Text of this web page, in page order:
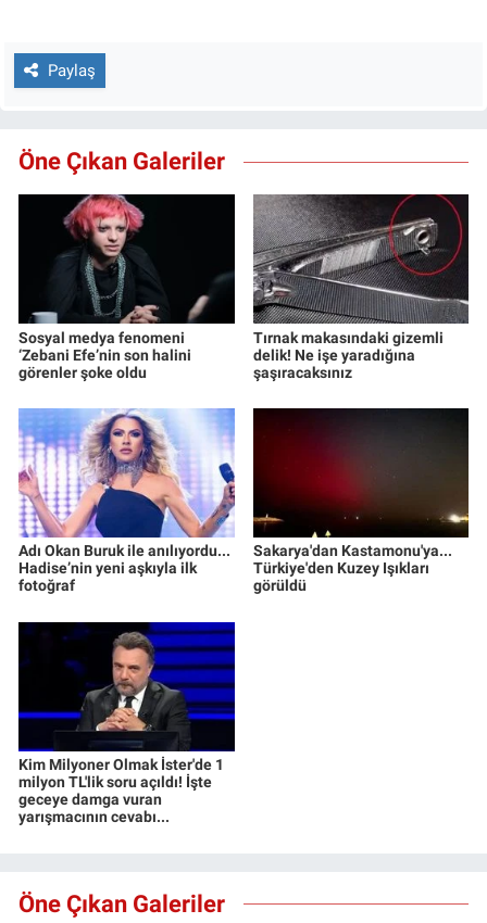
Paylaş
Öne Çıkan Galeriler
Sosyal medya fenomeni
‘Zebani Efe’nin son halini
görenler şoke oldu
Tırnak makasındaki gizemli
delik! Ne işe yaradığına
şaşıracaksınız
Adı Okan Buruk ile anılıyordu...
Hadise’nin yeni aşkıyla ilk
fotoğraf
Sakarya'dan Kastamonu'ya...
Türkiye'den Kuzey Işıkları
görüldü
Kim Milyoner Olmak İster'de 1
milyon TL'lik soru açıldı! İşte
geceye damga vuran
yarışmacının cevabı...
Öne Çıkan Galeriler